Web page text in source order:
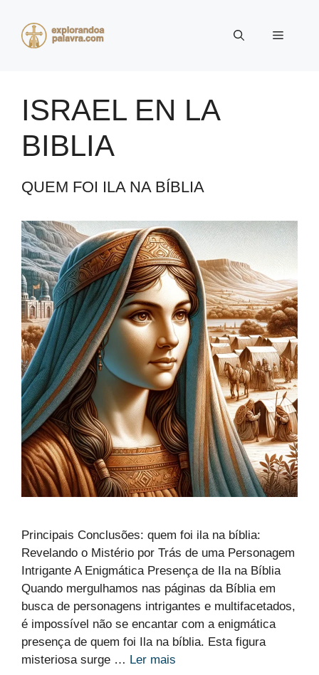
Menu
ISRAEL EN LA
BIBLIA
QUEM FOI ILA NA BÍBLIA
Principais Conclusões: quem foi ila na bíblia:
Revelando o Mistério por Trás de uma Personagem
Intrigante A Enigmática Presença de Ila na Bíblia
Quando mergulhamos nas páginas da Bíblia em
busca de personagens intrigantes e multifacetados,
é impossível não se encantar com a enigmática
presença de quem foi Ila na bíblia. Esta figura
misteriosa surge … Ler mais